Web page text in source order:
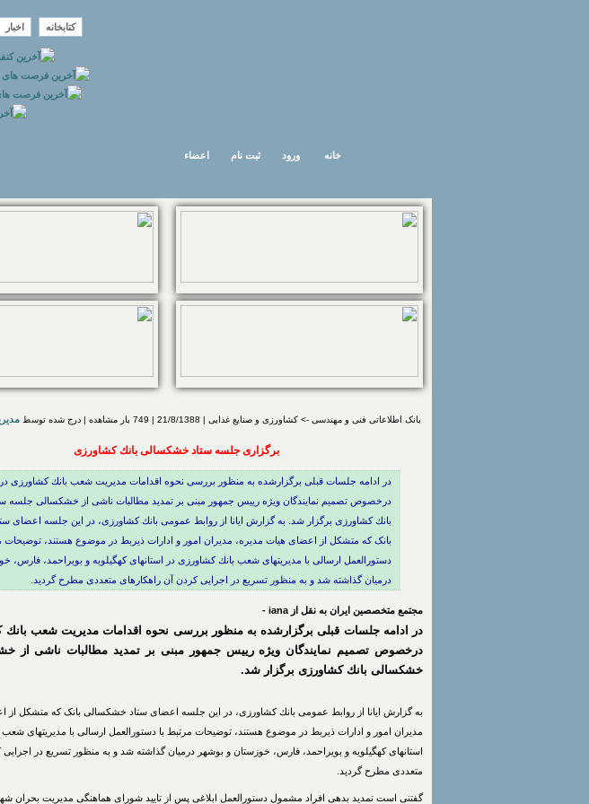
کتابخانه اخبار
اعضاء ثبت نام ورود خانه
بانک اطلاعاتی فنی و مهندسی -> کشاورزی و صنایع غذایی | 21/8/1388 | 749 بار مشاهده | درج شده توسط
برگزاری جلسه ستاد خشكسالی بانك كشاورزی
در ادامه جلسات قبلی برگزارشده به منظور بررسی نحوه اقدامات مدیریت شعب بانك كشاورزی در
درخصوص تصمیم نمایندگان ویژه رییس جمهور مبنی بر تمدید مطالبات ناشی از خشكسالی جلسه
بانك كشاورزی برگزار شد. به گزارش ایانا از روابط عمومی بانك كشاورزی، در این جلسه اعضای
بانک كه متشكل از اعضای هیات مدیره، مدیران امور و ادارات ذیربط در موضوع هستند، توضیحات
دستورالعمل ارسالی با مدیریتهای شعب بانك كشاورزی در استانهای كهگیلویه و بویراحمد، فارس،
درمیان گذاشته شد و به منظور تسریع در اجرایی کردن آن راهكارهای متعددی مطرح گردید.
مجتمع متخصصین ایران به نقل از iana -
در ادامه جلسات قبلی برگزارشده به منظور بررسی نحوه اقدامات مدیریت شعب بانك
درخصوص تصمیم نمایندگان ویژه رییس جمهور مبنی بر تمدید مطالبات ناشی از
خشكسالی بانك كشاورزی برگزار شد.
به گزارش ایانا از روابط عمومی بانك كشاورزی، در این جلسه اعضای ستاد خشكسالی بانک كه متشكل از
مدیران امور و ادارات ذیربط در موضوع هستند، توضیحات مرتبط با دستورالعمل ارسالی با مدیریتهای شعب
استانهای كهگیلویه و بویراحمد، فارس، خوزستان و بوشهر درمیان گذاشته شد و به منظور تسریع در
متعددی مطرح گردید.
گفتنی است تمدید بدهی افراد مشمول دستورالعمل ابلاغی پس از تایید شورای هماهنگی مدیریت بحران